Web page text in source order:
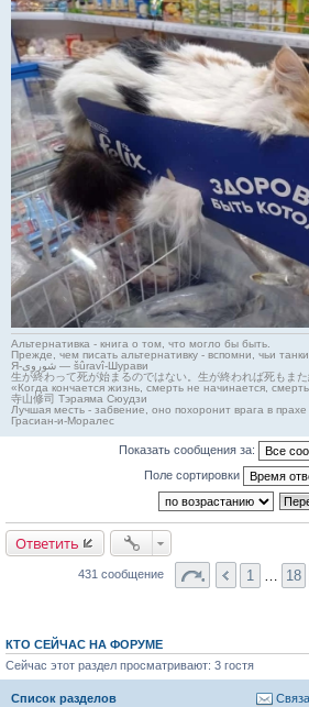
Альтернативка - книга о том, что могло бы быть.
Прежде, чем писать альтернативку - вспомни, чьи
Я-شوروی — šûravî-Шурави
生が終わって死が始まるのではない。生が終われば死もまた
«Когда кончается жизнь, смерть не начинается,
寺山修司 Тэраяма Сюудзи
Лучшая месть - забвение, оно похоронит врага в
Грасиан-и-Моралес
Показать сообщения за:
Поле сортировки
Ответить
431 сообщение 1 18
КТО СЕЙЧАС НА ФОРУМЕ
Сейчас этот раздел просматривают: 3 гостя
Список разделов